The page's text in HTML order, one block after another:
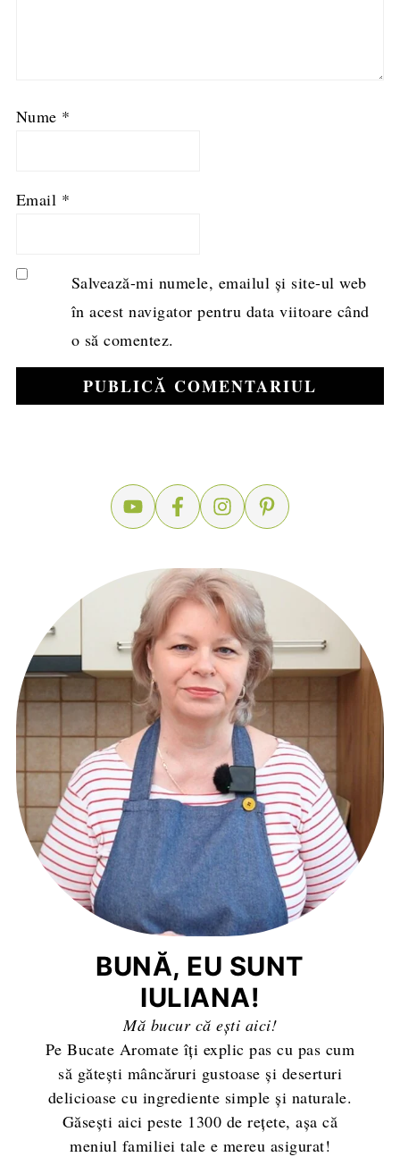
Nume *
Email *
Salvează-mi numele, emailul și site-ul web
în acest navigator pentru data viitoare când
o să comentez.
BUNĂ, EU SUNT
IULIANA!
Mă bucur că ești aici!
Pe Bucate Aromate îți explic pas cu pas cum
să gătești mâncăruri gustoase și deserturi
delicioase cu ingrediente simple și naturale.
Găsești aici peste 1300 de rețete, așa că
meniul familiei tale e mereu asigurat!